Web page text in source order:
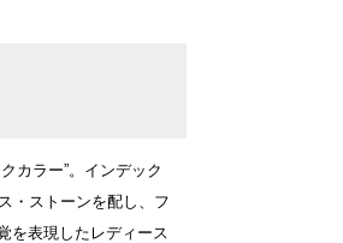
カラー”。インデック
・ストーンを配し、フ
を表現したレディース